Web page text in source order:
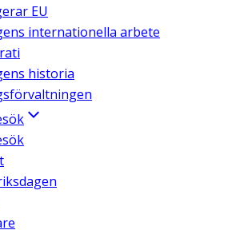
EU
internationella arbete
historia